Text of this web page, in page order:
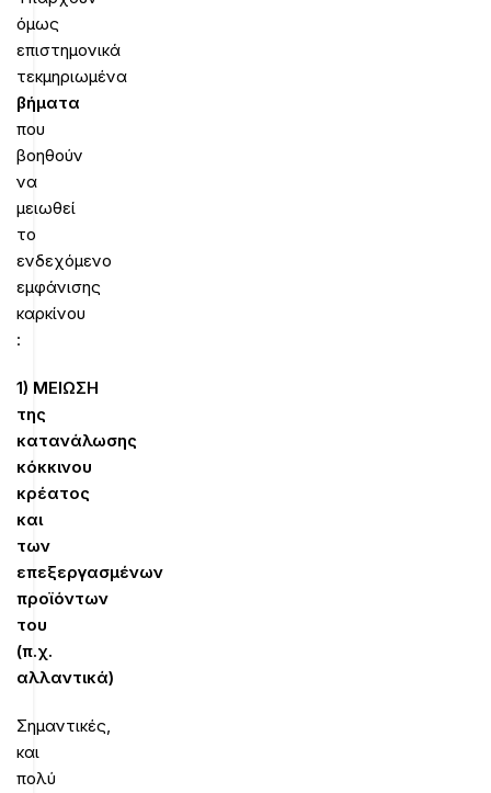
όμως
επιστημονικά
τεκμηριωμένα
βήματα
που
βοηθούν
να
μειωθεί
το
ενδεχόμενο
εμφάνισης
καρκίνου
:
1) ΜΕΙΩΣΗ
της
κατανάλωσης
κόκκινου
κρέατος
και
των
επεξεργασμένων
προϊόντων
του
(π.χ.
αλλαντικά)
Σημαντικές,
και
πολύ